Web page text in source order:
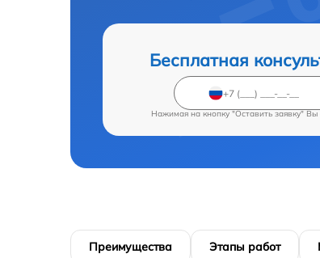
Бесплатная
Нажимая на кнопку "Оставить заявку" Вы
Преимущества Этапы работ